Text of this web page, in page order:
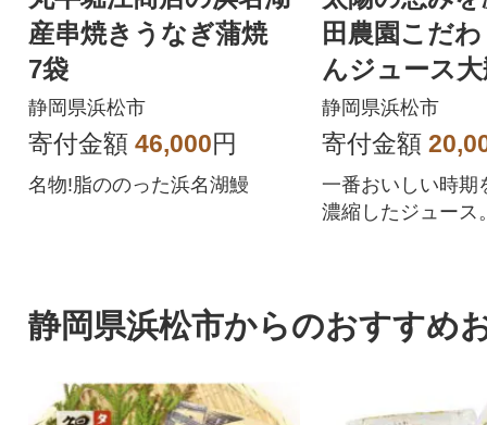
産串焼きうなぎ蒲焼
7袋
静岡県浜松市
寄付金額 46,000円
名物!脂ののった浜名湖鰻
田農園こだ
んジュース
ト3本ギフト
静岡県浜松市
寄付金額
一番おいしい時期
濃縮したジュース
静岡県浜松市からのおすすめ